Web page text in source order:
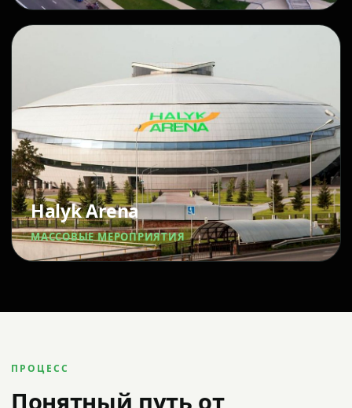
Halyk Arena
МАССОВЫЕ МЕРОПРИЯТИЯ
ПРОЦЕСС
Понятный путь от